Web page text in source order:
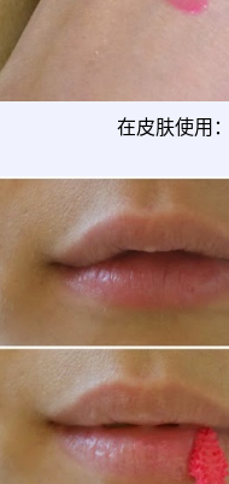
在皮肤使用